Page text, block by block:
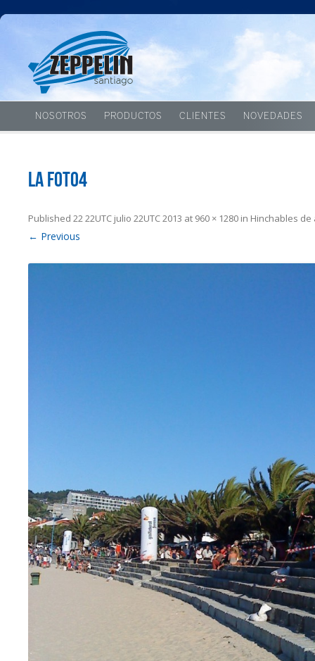
NOSOTROS PRODUCTOS CLIENTES NOVEDADES
la foto4
Published 22 22UTC julio 22UTC 2013 at 960 × 1280 in Hinchables de
← Previous